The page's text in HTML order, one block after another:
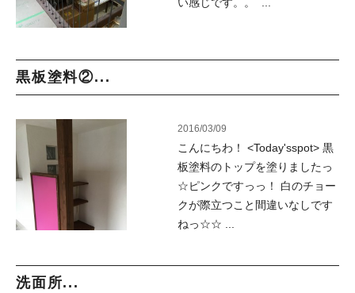
黒板塗料②...
2016/03/09
こんにちわ！ <Today'sspot> 黒
板塗料のトップを塗りましたっ
☆ピンクですっっ！ 白のチョー
クが際立つこと間違いなしです
ねっ☆☆ ...
洗面所...